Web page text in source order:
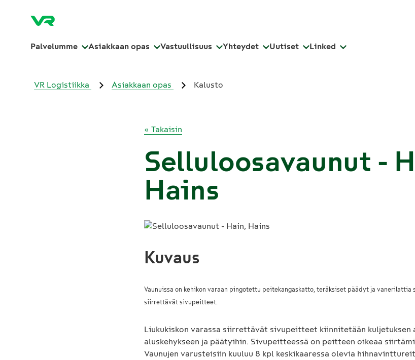
Palvelumme Asiakkaan opas Vastuullisuus Yhteydet Uutiset Linked
VR Logistiikka Asiakkaan opas Kalusto
« Takaisin
Selluloosavaunut -
Hains
Kuvaus
Vaunuissa on kehikon varaan pingotettu peitekangaskatto, teräksiset päädyt ja vanerilattia
siirrettävät sivupeitteet.
Liukukiskon varassa siirrettävät sivupeitteet kiinnitetään kuljetuksen
aluskehykseen ja päätyihin. Sivupeitteessä on peitteen oikeaa
Vaunujen varusteisiin kuuluu 8 kpl keskikaaressa olevia